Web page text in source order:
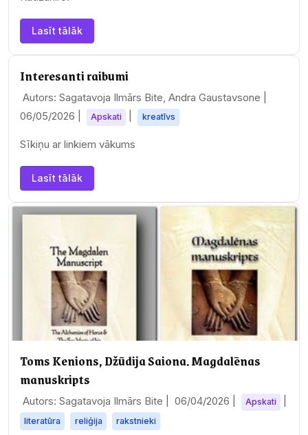
Lasīt tālāk
Interesanti raibumi
Autors: Sagatavoja Ilmārs Bite, Andra Gaustavsone |
06/05/2026
Apskati kreatīvs
Sīkiņu ar linkiem vākums
Lasīt tālāk
Toms Kenions, Džūdija Saiona. Magdalēnas
manuskripts
Autors: Sagatavoja Ilmārs Bite | 06/04/2026 Apskati
literatūra reliģija rakstnieki